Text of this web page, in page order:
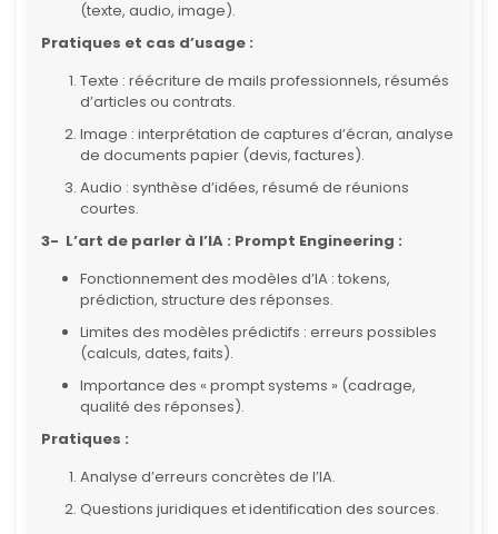
(texte, audio, image).
Pratiques et cas d’usage :
Texte : réécriture de mails professionnels, résumés
d’articles ou contrats.
Image : interprétation de captures d’écran, analyse
de documents papier (devis, factures).
Audio : synthèse d’idées, résumé de réunions
courtes.
3- L’art de parler à l’IA : Prompt Engineering :
Fonctionnement des modèles d’IA : tokens,
prédiction, structure des réponses.
Limites des modèles prédictifs : erreurs possibles
(calculs, dates, faits).
Importance des « prompt systems » (cadrage,
qualité des réponses).
Pratiques :
Analyse d’erreurs concrètes de l’IA.
Questions juridiques et identification des sources.